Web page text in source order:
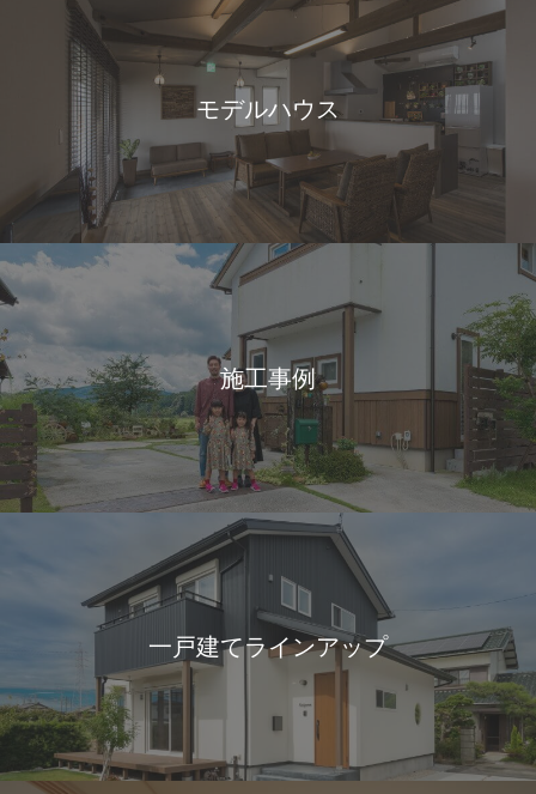
モデルハウス
施工事例
一戸建てラインアップ